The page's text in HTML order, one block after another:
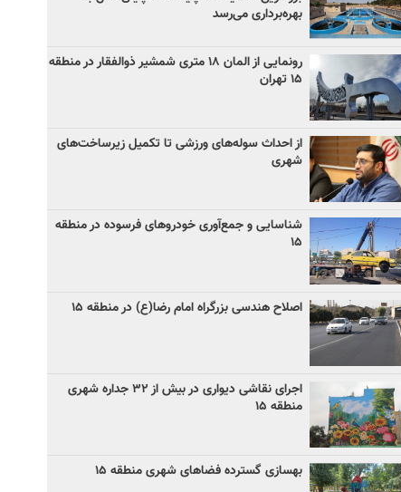
بهره‌برداری می‌رسد
رونمایی از المان ۱۸ متری شمشیر ذوالفقار در منطقه
۱۵ تهران
از احداث سوله‌های ورزشی تا تکمیل زیرساخت‌های
شهری
شناسایی و جمع‌آوری خودروهای فرسوده در منطقه
۱۵
اصلاح هندسی بزرگراه امام رضا(ع) در منطقه ۱۵
اجرای نقاشی دیواری در بیش از ۳۲ جداره شهری
منطقه ۱۵
بهسازی گسترده فضاهای شهری منطقه ۱۵